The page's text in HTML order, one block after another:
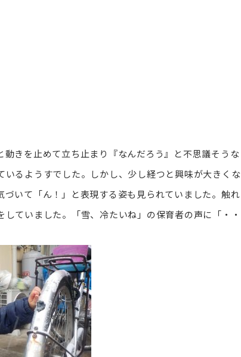
きを止めて立ち止まり『なんだろう』と不思議そうな
るようすでした。しかし、少し経つと興味が大きくな
いて「ん！」と表現する姿も見られていました。触れ
ていました。「雪、冷たいね」の保育者の声に「・・